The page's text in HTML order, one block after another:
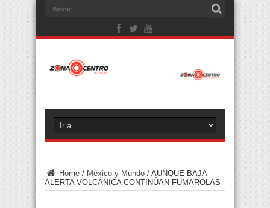
Home / México y Mundo / AUNQUE BAJA
ALERTA VOLCÁNICA CONTINÚAN FUMAROLAS